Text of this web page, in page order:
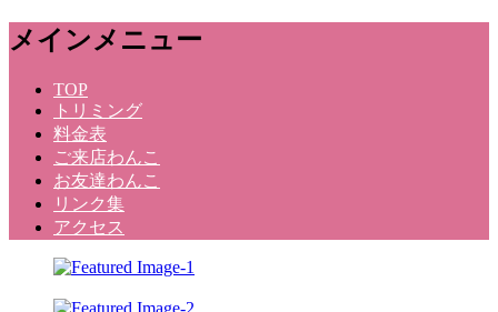
メ
ニ
メインメニュー
TOP
トリミング
料金表
ご来店わんこ
お友達わんこ
リンク集
アクセス